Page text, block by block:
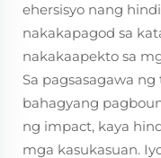
ehersisyo nang
nakakapagod sa
nakakaapekto sa
Sa pagsasagawa
bahagyang
ng impact, kaya
mga kasukasuan.